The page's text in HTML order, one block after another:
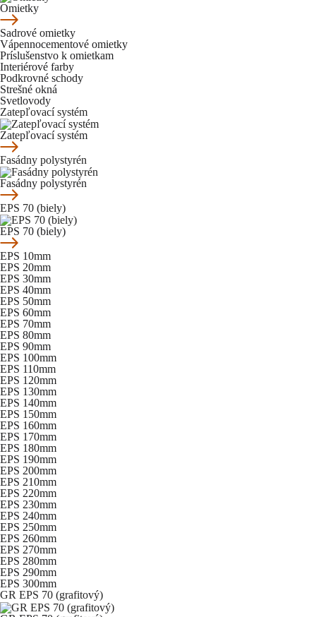
Omietky
Sadrové omietky
Vápennocementové omietky
Príslušenstvo k omietkam
Interiérové farby
Podkrovné schody
Strešné okná
Svetlovody
Zatepľovací systém
Zatepľovací systém
Fasádny polystyrén
Fasádny polystyrén
EPS 70 (biely)
EPS 70 (biely)
EPS 10mm
EPS 20mm
EPS 30mm
EPS 40mm
EPS 50mm
EPS 60mm
EPS 70mm
EPS 80mm
EPS 90mm
EPS 100mm
EPS 110mm
EPS 120mm
EPS 130mm
EPS 140mm
EPS 150mm
EPS 160mm
EPS 170mm
EPS 180mm
EPS 190mm
EPS 200mm
EPS 210mm
EPS 220mm
EPS 230mm
EPS 240mm
EPS 250mm
EPS 260mm
EPS 270mm
EPS 280mm
EPS 290mm
EPS 300mm
GR EPS 70 (grafitový)